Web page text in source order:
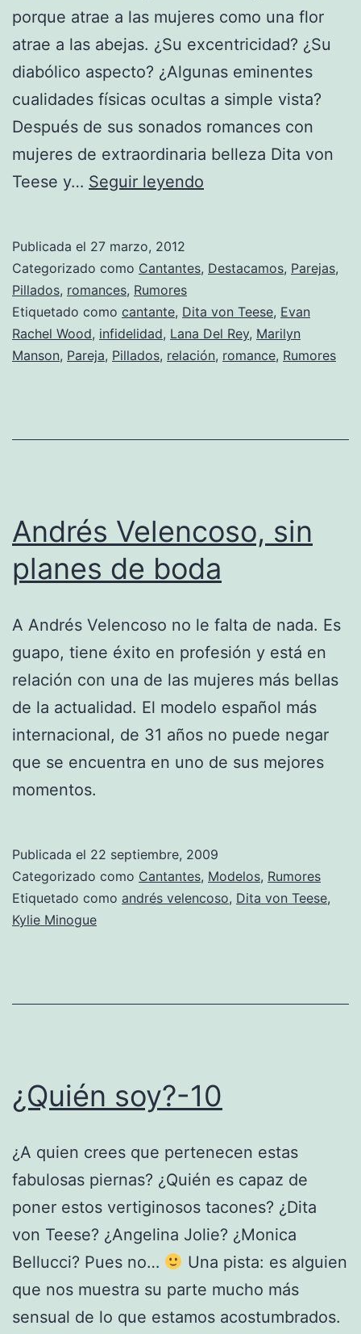
porque atrae a las mujeres como una flor
atrae a las abejas. ¿Su excentricidad? ¿Su
diabólico aspecto? ¿Algunas eminentes
cualidades físicas ocultas a simple vista?
Después de sus sonados romances con
mujeres de extraordinaria belleza Dita von
Teese y… Seguir leyendo
y
Manson
juntos?
Publicada el 27 marzo, 2012
Categorizado como Cantantes, Destacamos, Parejas,
Pillados, romances, Rumores
Etiquetado como cantante, Dita von Teese, Evan
Rachel Wood, infidelidad, Lana Del Rey, Marilyn
Manson, Pareja, Pillados, relación, romance, Rumores
Andrés Velencoso, sin
planes de boda
A Andrés Velencoso no le falta de nada. Es
guapo, tiene éxito en profesión y está en
relación con una de las mujeres más bellas
de la actualidad. El modelo español más
internacional, de 31 años no puede negar
que se encuentra en uno de sus mejores
momentos.
Publicada el 22 septiembre, 2009
Categorizado como Cantantes, Modelos, Rumores
Etiquetado como andrés velencoso, Dita von Teese,
Kylie Minogue
¿Quién soy?-10
¿A quien crees que pertenecen estas
fabulosas piernas? ¿Quién es capaz de
poner estos vertiginosos tacones? ¿Dita
von Teese? ¿Angelina Jolie? ¿Monica
Bellucci? Pues no…
Una pista: es alguien
que nos muestra su parte mucho más
sensual de lo que estamos acostumbrados.